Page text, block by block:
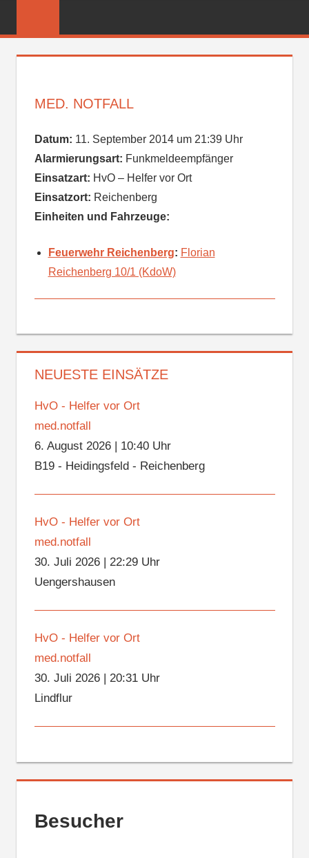
FEUERWEHR
MED. NOTFALL
Datum: 11. September 2014 um 21:39 Uhr
Alarmierungsart: Funkmeldeempfänger
Einsatzart: HvO – Helfer vor Ort
Einsatzort: Reichenberg
Einheiten und Fahrzeuge:
Feuerwehr Reichenberg: Florian
Reichenberg 10/1 (KdoW)
NEUESTE EINSÄTZE
HvO - Helfer vor Ort
med.notfall
6. August 2026| 10:40 Uhr
B19 - Heidingsfeld - Reichenberg
HvO - Helfer vor Ort
med.notfall
30. Juli 2026| 22:29 Uhr
Uengershausen
HvO - Helfer vor Ort
med.notfall
30. Juli 2026| 20:31 Uhr
Lindflur
Besucher